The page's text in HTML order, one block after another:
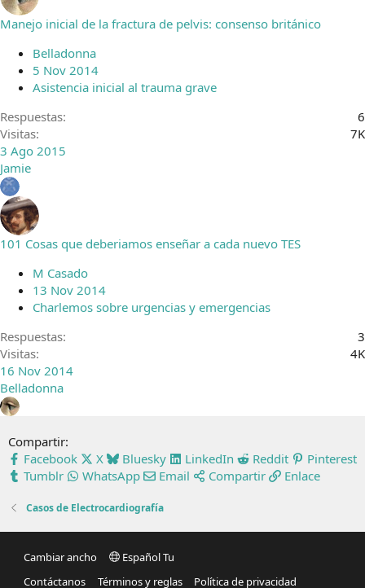
Manejo inicial de la fractura de pelvis: consenso británico
Belladonna
5 Nov 2014
Asistencia inicial al trauma grave
Respuestas
6
Visitas
7K
3 Ago 2015
Jamie
101 Cosas que deberiamos enseñar a cada nuevo TES
M Casado
13 Nov 2014
Charlemos sobre urgencias y emergencias
Respuestas
3
Visitas
4K
16 Nov 2014
Belladonna
Compartir:
Facebook
X Bluesky LinkedIn Reddit
Pinterest
Tumblr
WhatsApp Email Compartir Enlace
Casos de Electrocardiografía
Cambiar ancho
Español Tu
Contáctanos
Términos y reglas Política de privacidad